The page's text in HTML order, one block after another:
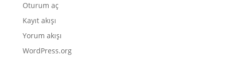
Oturum aç
Kayıt akışı
Yorum akışı
WordPress.org